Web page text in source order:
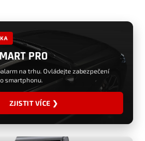
PRO
na trhu. Ovládejte zabezpečení
smartphonu.
ZJISTIT VÍCE ❯